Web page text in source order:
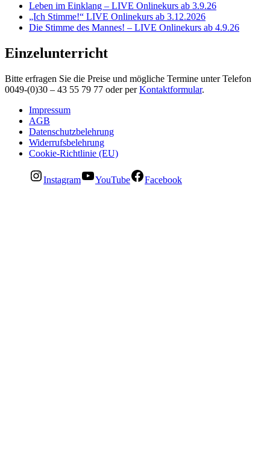
Leben im Einklang – LIVE Onlinekurs ab 3.9.26
„Ich Stimme!“ LIVE Onlinekurs ab 3.12.2026
Die Stimme des Mannes! – LIVE Onlinekurs ab 4.9.26
Einzelunterricht
Bitte erfragen Sie die Preise und mögliche Termine unter Telefon
0049-(0)30 – 43 55 79 77 oder perKontaktformular.
Impressum
AGB
Datenschutzbelehrung
Widerrufsbelehrung
Cookie-Richtlinie (EU)
Instagram YouTube Facebook